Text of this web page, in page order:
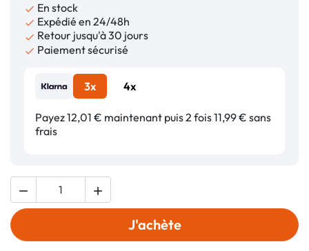
 En stock
 Expédié en 24/48h
 Retour jusqu'à 30 jours
 Paiement sécurisé
3x 4x
Payez 12,01 € maintenant puis 2 fois 11,99 € sans
frais
 
J'achète